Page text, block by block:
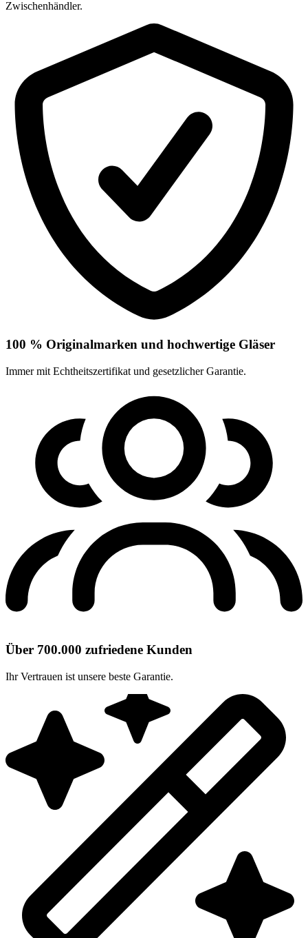
Zwischenhändler.
100 % Originalmarken und hochwertige Gläser
Immer mit Echtheitszertifikat und gesetzlicher Garantie.
Über 700.000 zufriedene Kunden
Ihr Vertrauen ist unsere beste Garantie.